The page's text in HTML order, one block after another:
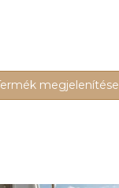
megjelenítése